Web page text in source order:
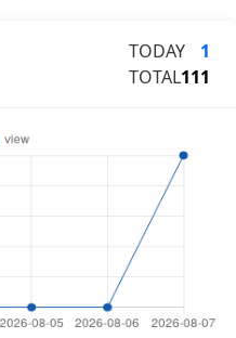
TODAY
1
TOTAL111